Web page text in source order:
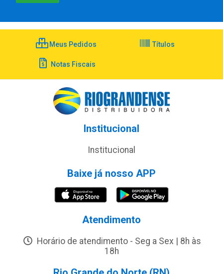
Meus Pedidos Títulos
Notas Fiscais
Institucional
Institucional
Baixe já nosso APP
Atendimento
Horário de atendimento - Seg a Sex | 8h às
18h